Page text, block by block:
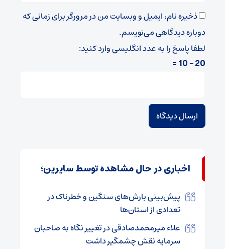
ذخیره نام، ایمیل و وبسایت من در مرورگر برای زمانی که
دوباره دیدگاهی می‌نویسم.
لطفا پاسخ را به عدد انگلیسی وارد کنید:
20 − 10 =
اخباری در حال مشاهده توسط سایرین؛
پیش‌بینی بارش‌های سنگین و خطرناک در
تعدادی از استان‌ها
علاء میرمحمدصادقی در تغییر نگاه به صاحبان
سرمایه نقش چشمگیر داشت